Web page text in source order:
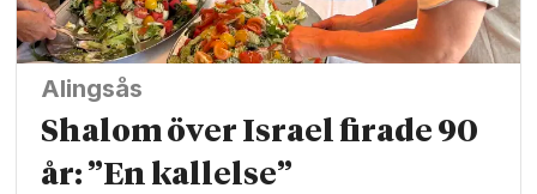
Alingsås
Shalom över Israel firade 90
år: ”En kallelse”